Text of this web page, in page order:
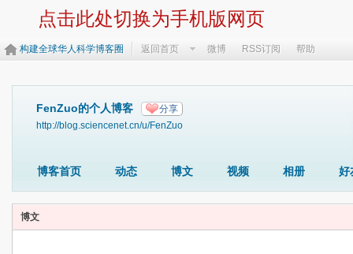
点击此处切换为手机版网页
构建全球华人科学博客圈 返回首页 微博 RSS订阅 帮助
FenZuo的个人博客 分享
http://blog.sciencenet.cn/u/FenZuo
博客首页 动态 博文 视频 相册 好
博文